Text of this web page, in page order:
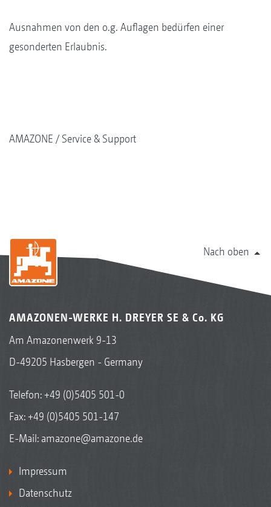
Ausnahmen von den o.g. Auflagen bedürfen einer
gesonderten Erlaubnis.
AMAZONE Service & Support
Nach oben
AMAZONEN-WERKE H. DREYER SE & Co. KG
Am Amazonenwerk 9-13
D-49205 Hasbergen - Germany
Telefon:+49 (0)5405 501-0
Fax: +49 (0)5405 501-147
E-Mail: amazone@amazone.de
Impressum
Datenschutz